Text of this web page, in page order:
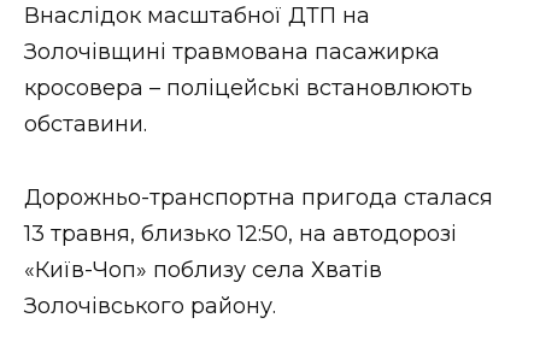
Втрачений Ужгород (відеоверсія)
ЗАКАРПАТСЬКІ НОВИНИ
НОВИНИ ЗАХІДНОЇ УКРАЇНИ
Внаслідок масштабної ДТП на
Золочівщині травмована пасажирка
кросовера – поліцейські встановлюють
обставини.
Дорожньо-транспортна пригода сталася
13 травня, близько 12:50, на автодорозі
«Київ-Чоп» поблизу села Хватів
Золочівського району.